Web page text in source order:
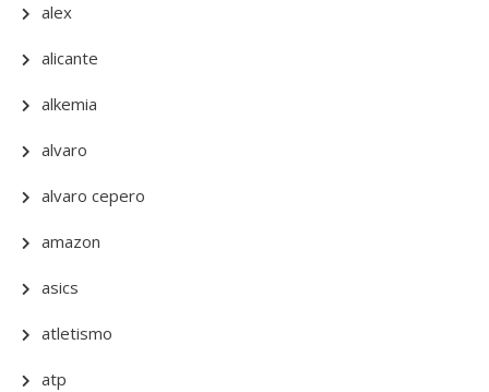
alex
alicante
alkemia
alvaro
alvaro cepero
amazon
asics
atletismo
atp